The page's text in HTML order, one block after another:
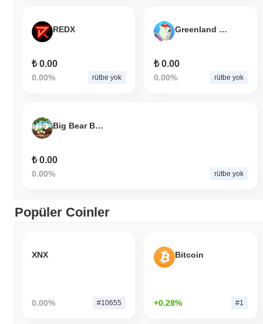
REDX
₺ 0.00
0.00% rütbe yok
Greenland Rare Bear
₺ 0.00
0.00% rütbe yok
Big Bear Bald Eagle
₺ 0.00
0.00% rütbe yok
Popüler Coinler
XNX
0.00% #10655
Bitcoin
+0.28% #1